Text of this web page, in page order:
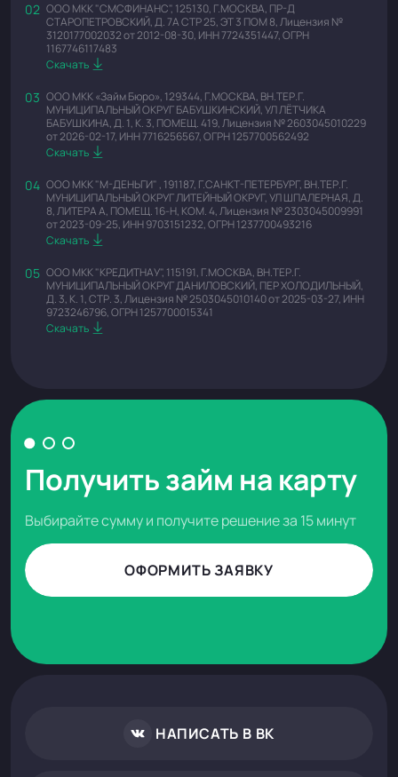
ООО МКК "СМСФИНАНС", 125130, Г.МОСКВА, ПР-Д
СТАРОПЕТРОВСКИЙ, Д. 7А СТР 25, ЭТ 3 ПОМ 8, Лицензия №
3120177002032 от 2012-08-30, ИНН 7724351447, ОГРН
1167746117483
Скачать
ООО МКК «Займ Бюро», 129344, Г.МОСКВА, ВН.ТЕР.Г.
МУНИЦИПАЛЬНЫЙ ОКРУГ БАБУШКИНСКИЙ, УЛ ЛЁТЧИКА
БАБУШКИНА, Д. 1, К. 3, ПОМЕЩ. 419, Лицензия № 2603045010229
от 2026-02-17, ИНН 7716256567, ОГРН 1257700562492
Скачать
ООО МКК "М-ДЕНЬГИ" , 191187, Г.САНКТ-ПЕТЕРБУРГ, ВН.ТЕР.Г.
МУНИЦИПАЛЬНЫЙ ОКРУГ ЛИТЕЙНЫЙ ОКРУГ, УЛ ШПАЛЕРНАЯ, Д.
8, ЛИТЕРА А, ПОМЕЩ. 16-Н, КОМ. 4, Лицензия № 2303045009991
от 2023-09-25, ИНН 9703151232, ОГРН 1237700493216
Скачать
ООО МКК "КРЕДИТНАУ", 115191, Г.МОСКВА, ВН.ТЕР.Г.
МУНИЦИПАЛЬНЫЙ ОКРУГ ДАНИЛОВСКИЙ, ПЕР ХОЛОДИЛЬНЫЙ,
Д. 3, К. 1, СТР. 3, Лицензия № 2503045010140 от 2025-03-27, ИНН
9723246796, ОГРН 1257700015341
Скачать
Получить займ на карту
Выбирайте сумму и получите решение за 15 минут
ОФОРМИТЬ ЗАЯВКУ
НАПИСАТЬ В ВК